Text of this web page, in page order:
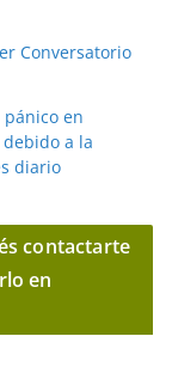
Conversatorio
en
debido a la
diario
contactarte
en